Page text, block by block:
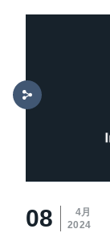
08
4月
2024